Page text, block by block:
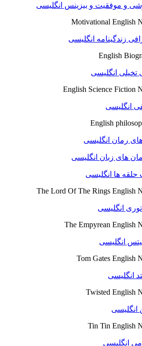
و موفقیت و بیزینس انگلیسی
Motivational English
زندگینامه انگلیسی
English
انگلیسی
English Science Fiction
انگلیسی
English
رمان انگلیسی
های زبان انگلیسی
حلقه ها انگلیسی
The Lord Of The Rings English
انگلیسی
The Empyrean English
انگلیسی
Tom Gates English
انگلیسی
Twisted English
انگلیسی
Tin Tin English
انگلیسی